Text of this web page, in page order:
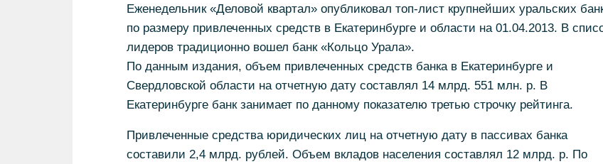
Еженедельник «Деловой квартал» опубликовал топ-лист крупнейших уральских
по размеру привлеченных средств в Екатеринбурге и области на 01.04.2013. В
лидеров традиционно вошел банк «Кольцо Урала».
По данным издания, объем привлеченных средств банка в Екатеринбурге и
Свердловской области на отчетную дату составлял 14 млрд. 551 млн. р. В
Екатеринбурге банк занимает по данному показателю третью строчку рейтинга.
Привлеченные средства юридических лиц на отчетную дату в пассивах банка
составили 2,4 млрд. рублей. Объем вкладов населения составлял 12 млрд. р. По